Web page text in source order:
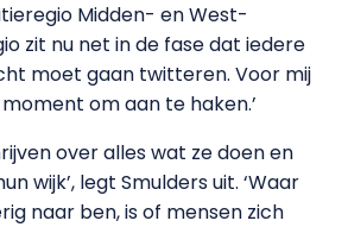
Midden- en West-
zit nu net in de fase dat iedere
moet gaan twitteren. Voor mij
om aan te haken.’
over alles wat ze doen en
wijk’, legt Smulders uit. ‘Waar
naar ben, is of mensen zich